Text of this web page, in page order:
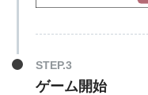
STEP.3
ゲーム開始